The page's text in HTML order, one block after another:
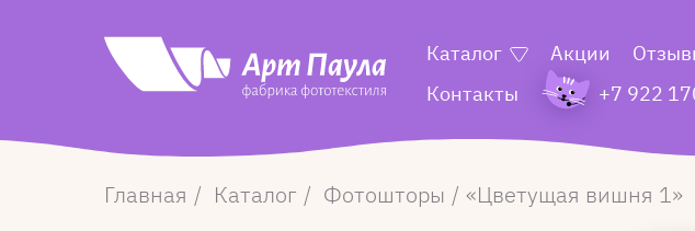
Каталог Акции
Контакты
+7 922
Главная Каталог Фотошторы Цветущая вишня 1